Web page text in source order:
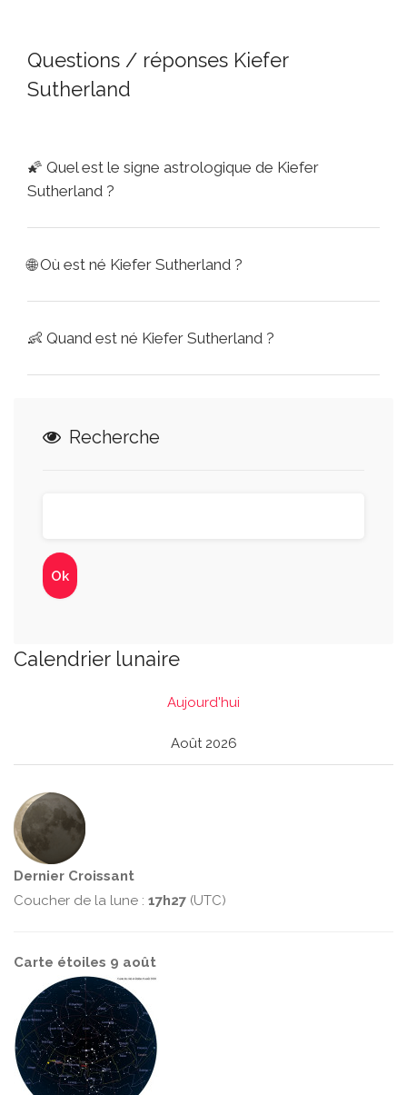
Questions / réponses Kiefer
Sutherland
🌠 Quel est le signe astrologique de Kiefer
Sutherland ?
🌐Où est né Kiefer Sutherland ?
👶 Quand est né Kiefer Sutherland ?
Recherche
Calendrier lunaire
Aujourd'hui
Août 2026
Dernier Croissant
Coucher de la lune : 17h27 (UTC)
Carte étoiles 9 août